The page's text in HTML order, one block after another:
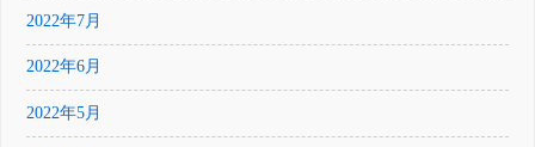
2022年7月
2022年6月
2022年5月